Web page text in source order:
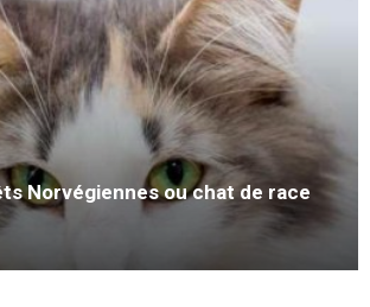
Norvégiennes ou chat de race